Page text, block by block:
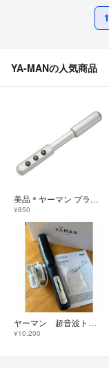
1
YA-MANの人気商品
美品＊ヤーマン プラチナゲルマローラー
¥850
ヤーマン 超音波トリートメントシャインプロ
¥10,200